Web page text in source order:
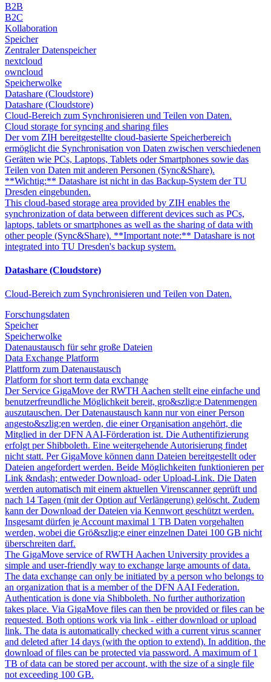
B2B
B2C
Kollaboration
Speicher
Zentraler Datenspeicher
nextcloud
owncloud
Speicherwolke
Datashare (Cloudstore)
Datashare (Cloudstore)
Cloud-Bereich zum Synchronisieren und Teilen von Daten.
Cloud storage for syncing and sharing files
Der vom ZIH bereitgestellte cloud-basierte Speicherbereich
ermöglicht die Synchronisation von Daten zwischen verschiedenen
Geräten wie PCs, Laptops, Tablets oder Smartphones sowie das
Teilen von Daten mit anderen Personen (Sync&Share).
**Wichtig:** Datashare ist nicht in das Backup-System der TU
Dresden eingebunden.
This cloud-based storage area provided by ZIH enables the
synchronization of data between different devices such as PCs,
laptops, tablets or smartphones as well as the sharing of data with
other people (Sync&Share). **Important note:** Datashare is not
integrated into TU Dresden's backup system.
Datashare (Cloudstore)
Cloud-Bereich zum Synchronisieren und Teilen von Daten.
Forschungsdaten
Speicher
Speicherwolke
Datenaustausch für sehr große Dateien
Data Exchange Platform
Plattform zum Datenaustausch
Platform for short term data exchange
Der Service GigaMove der RWTH Aachen stellt eine einfache und
benutzerfreundliche Möglichkeit bereit, gro&szlig;e Datenmengen
auszutauschen. Der Datenaustausch kann nur von einer Person
angesto&szlig;en werden, die einer Organisation angehört, die
Mitglied in der DFN AAI-Förderation ist. Die Authentifizierung
erfolgt per Shibboleth. Eine weitergehende Autorisierung findet
nicht statt. Per GigaMove können dann Dateien bereitgestellt oder
Dateien angefordert werden. Beide Möglichkeiten funktionieren per
Link &ndash; entweder Download- oder Upload-Link. Die Daten
werden automatisch mit einem aktuellen Virenscanner geprüft und
nach 14 Tagen (mit der Option auf Verlängerung) gelöscht. Zudem
kann der Download der Dateien via Kennwort geschützt werden.
Insgesamt dürfen je Account maximal 1 TB Daten vorgehalten
werden, wobei die Grö&szlig;e einer einzelnen Datei 100 GB nicht
überschreiten darf.
The GigaMove service of RWTH Aachen University provides a
simple and user-friendly way to exchange large amounts of data.
The data exchange can only be initiated by a person who belongs to
an organization that is a member of the DFN AAI Federation.
Authentication is done via Shibboleth. No further authorization
takes place. Via GigaMove files can then be provided or files can be
requested. Both options work via link - either download or upload
link. The data is automatically checked with a current virus scanner
and deleted after 14 days (with the option to extend). In addition, the
download of files can be protected via password. A maximum of 1
TB of data can be stored per account, with the size of a single file
not exceeding 100 GB.